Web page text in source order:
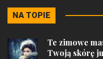
NA TOPIE
Te zimowe
Twoją skórę